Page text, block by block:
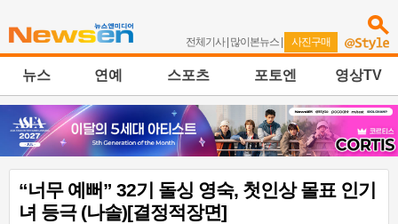
전체기사| 많이본뉴스 | 사진구매
뉴스 연예 스포츠 포토엔 영상TV
“너무 예뻐” 32기 돌싱 영숙, 첫인상 몰표 인기
녀 등극 (나솔)[결정적장면]